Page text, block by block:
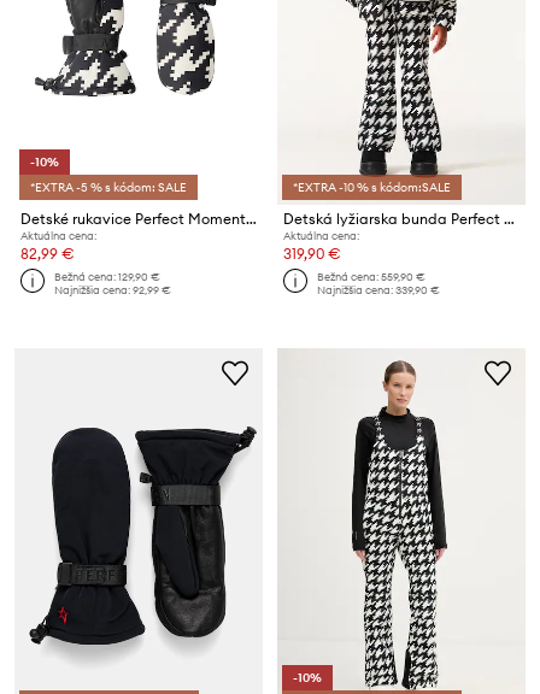
-10%
*EXTRA -5 % s kódom: SALE
Detské rukavice Perfect Moment davos mitts (kids)
Aktuálna cena:
82,99 €
Bežná cena:129,90 €
Najnižšia cena:92,99 €
*EXTRA -10 % s kódom:SALE
Detská lyžiarska bunda Perfect Moment nuuk puffer jacket
Aktuálna cena:
319,90 €
Bežná cena:559,90 €
Najnižšia cena:339,90 €
-10%